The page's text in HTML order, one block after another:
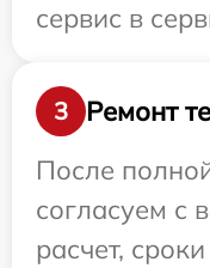
сервис в
3
Ремонт
После
согласуем с
расчет,